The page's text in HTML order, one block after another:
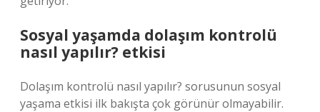
Sosyal yaşamda dolaşım kontrolü
nasıl yapılır? etkisi
Dolaşım kontrolü nasıl yapılır? sorusunun sosyal
yaşama etkisi ilk bakışta çok görünür olmayabilir.